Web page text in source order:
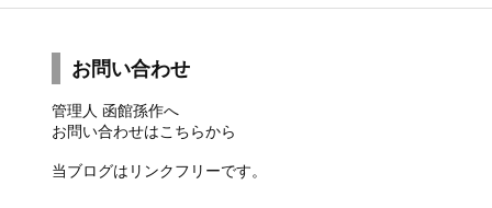
お問い合わせ
管理人 函館孫作へ
お問い合わせはこちらから
当ブログはリンクフリーです。